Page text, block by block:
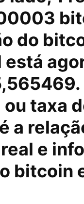
do
está
taxa
a
e
bitcoin